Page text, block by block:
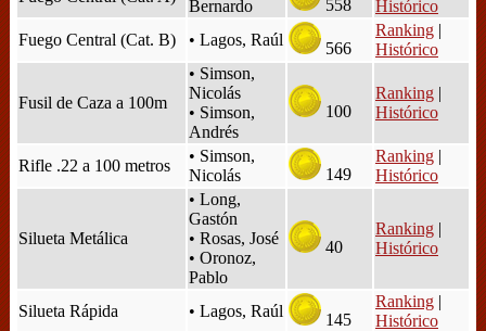
Bernardo
558
Histórico
Fuego Central (Cat. B)
• Lagos, Raúl 566
Ranking |
Histórico
Fusil de Caza a 100m
• Simson,
Nicolás
• Simson,
Andrés
100
Ranking |
Histórico
Rifle .22 a 100 metros
• Simson,
Nicolás
149
Ranking |
Histórico
Silueta Metálica
• Long,
Gastón
• Rosas, José
• Oronoz,
Pablo
40
Ranking |
Histórico
Silueta Rápida • Lagos, Raúl 145
Ranking |
Histórico